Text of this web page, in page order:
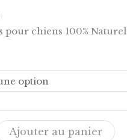
pour chiens 100% Naturel
Ajouter au panier